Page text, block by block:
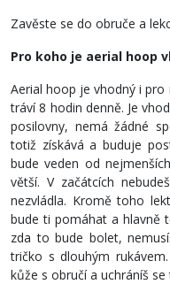
Zavěste se do obruče a
Pro koho je aerial hoop
Aerial hoop je vhodný i
tráví 8 hodin denně. Je
posilovny, nemá žádné
totiž získává a buduje
bude veden od
větší. V začátcích
nezvládla. Kromě toho
bude ti pomáhat a hlavně
zda to bude bolet,
tričko s dlouhým
kůže s obručí a uchráníš